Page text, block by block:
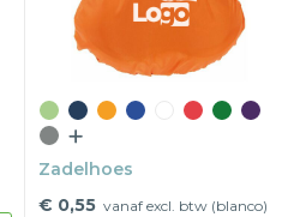
Zadelhoes
€ 0,55 vanaf excl. btw (blanco)